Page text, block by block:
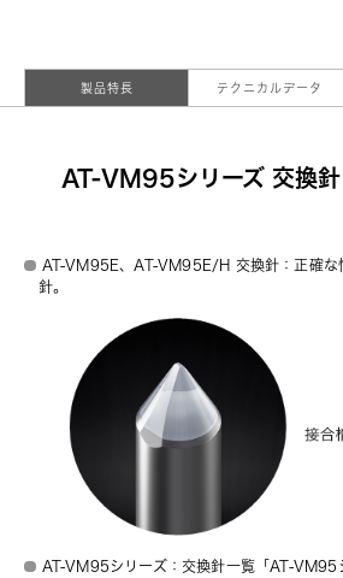
製品特長 テクニカルデータ
AT-VM95シリーズ 交換
AT-VM95E、AT-VM95E/H 交換針：正確な
針。
AT-VM95シリーズ：交換針一覧「AT-VM95